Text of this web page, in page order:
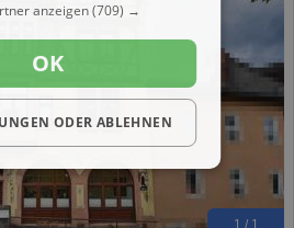
anzeigen(709) →
OK
ODER ABLEHNEN